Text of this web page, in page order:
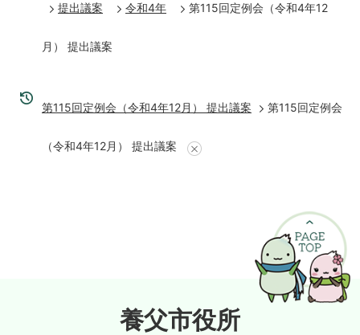
提出議案 令和4年 第115回定例会（令和4年12
月） 提出議案
第115回定例会（令和4年12月） 提出議案 第115回定例会
（令和4年12月） 提出議案
養父市役所